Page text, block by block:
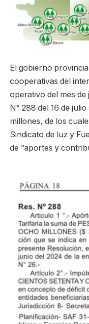
El gobierno
cooperativas del
operativo del mes de
N° 288 del 16 de
millones, de los
Sindicato de luz y
de “aportes y